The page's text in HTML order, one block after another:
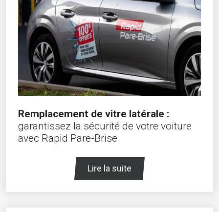
Remplacement de vitre latérale :
garantissez la sécurité de votre voiture
avec Rapid Pare-Brise
Lire la suite